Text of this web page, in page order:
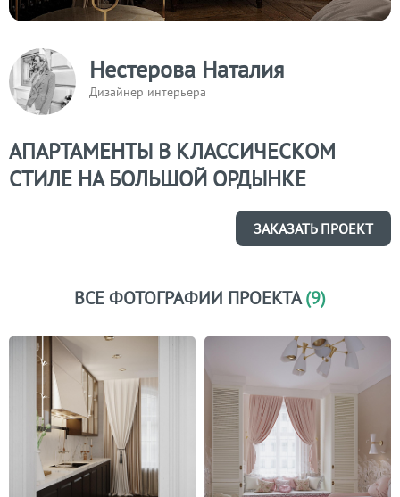
Нестерова Наталия
Дизайнер интерьера
АПАРТАМЕНТЫ В КЛАССИЧЕСКОМ
СТИЛЕ НА БОЛЬШОЙ ОРДЫНКЕ
ЗАКАЗАТЬ ПРОЕКТ
ВСЕ ФОТОГРАФИИ ПРОЕКТА(9)